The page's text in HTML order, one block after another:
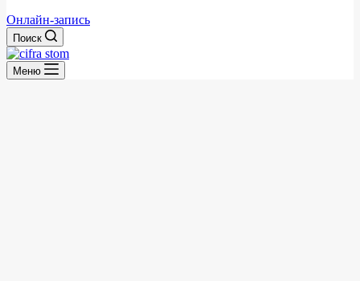
Онлайн-запись
Поиск
Меню